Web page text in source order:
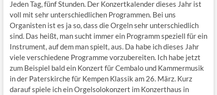
Jeden Tag, fünf Stunden. Der Konzertkalender dieses Jahr ist
voll mit sehr unterschiedlichen Programmen. Bei uns
Organisten ist es ja so, dass die Orgeln sehr unterschiedlich
sind. Das heißt, man sucht immer ein Programm speziell für ein
Instrument, auf dem man spielt, aus. Da habe ich dieses Jahr
viele verschiedene Programme vorzubereiten. Ich habe jetzt
zum Beispiel bald ein Konzert für Cembalo und Kammermusik
in der Paterskirche für Kempen Klassik am 26. März. Kurz
darauf spiele ich ein Orgelsolokonzert im Konzerthaus in